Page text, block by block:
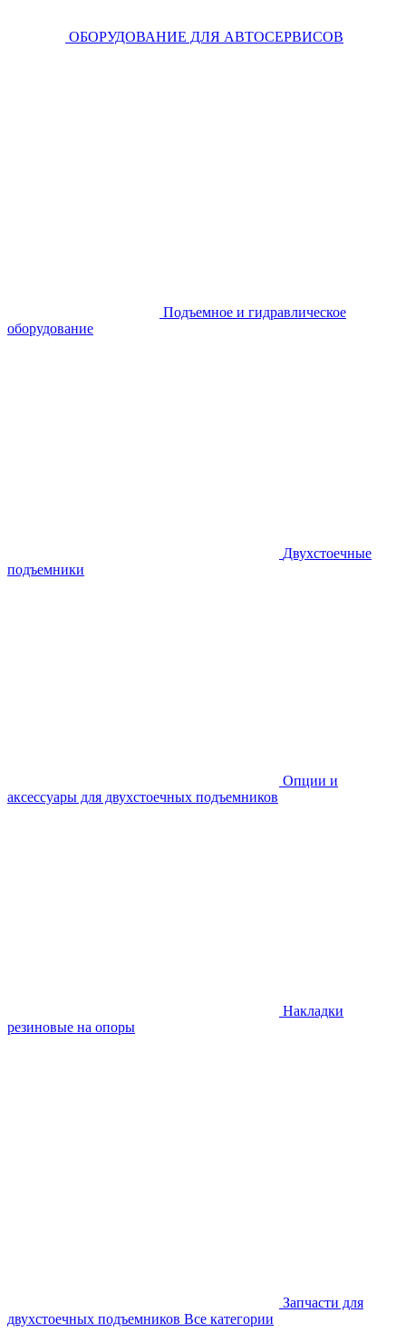
ОБОРУДОВАНИЕ ДЛЯ АВТОСЕРВИСОВ
Подъемное и гидравлическое
оборудование
Двухстоечные
подъемники
Опции и
аксессуары для двухстоечных подъемников
Накладки
резиновые на опоры
Запчасти для
двухстоечных подъемников Все категории